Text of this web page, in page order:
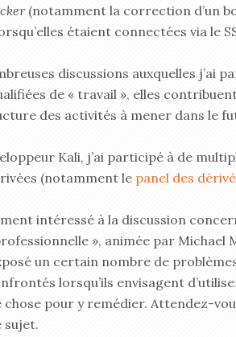
(notamment la correction d’un
étaient connectées via le
discussions auxquelles j’ai
de « travail », elles
des activités à mener dans le
Kali, j’ai participé à de
(notamment le panel des
intéressé à la discussion
», animée par Michael
un certain nombre de
lorsqu’ils envisagent
chose pour y remédier. Attendez-
sujet.